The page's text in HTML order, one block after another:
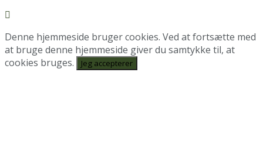
Denne hjemmeside bruger cookies. Ved at fortsætte med
at bruge denne hjemmeside giver du samtykke til, at
cookies bruges.
Jeg accepterer